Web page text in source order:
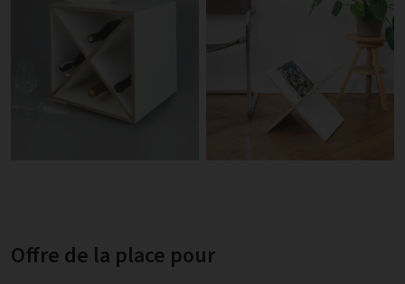
Offre de la place pour